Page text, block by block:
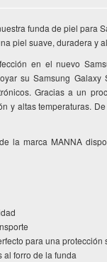
funda de piel para
piel suave, duradera y
en el nuevo
su Samsung
Gracias a un
y altas temperaturas.
la marca MANNA
para una protección
al forro de la funda